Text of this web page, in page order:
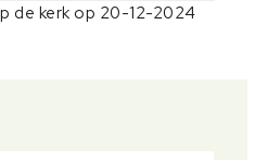
de kerk op 20-12-2024